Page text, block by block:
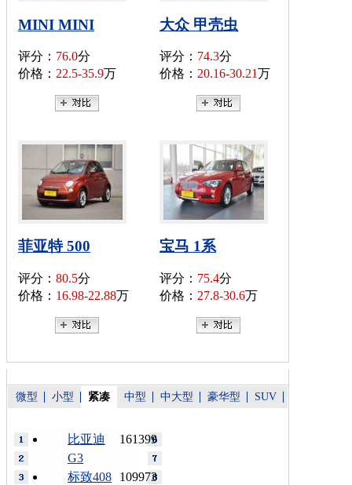
MINI MINI
评分： 76.0分
价格： 22.5-35.9万
大众 甲壳虫
评分： 74.3分
价格： 20.16-30.21万
菲亚特 500
评分： 80.5分
价格： 16.98-22.88万
宝马 1系
评分： 75.4分
价格： 27.8-30.6万
微型 小型 紧凑 中型 中大型 豪华型 SUV
161399
比亚迪
G3
109973
标致408